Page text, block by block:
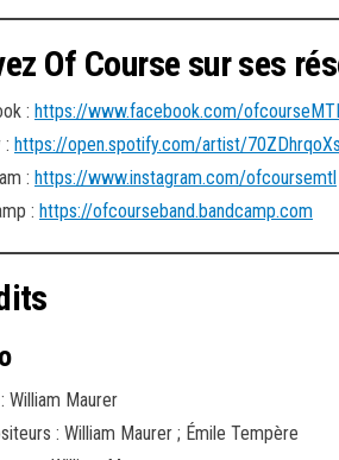
Of Course sur ses
: https://www.facebook.com/
: https://open.spotify.com/artist/
: https://www.instagram.com/ofcoursemtl
: https://ofcourseband.bandcamp.com
William Maurer
: William Maurer ; Émile Tempère